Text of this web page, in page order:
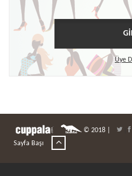
Üye
© 2018 | |
Sayfa Başı